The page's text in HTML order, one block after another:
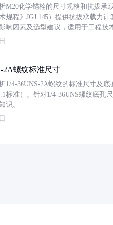
M20化学锚栓的尺寸规格和抗拔承
规程》JGJ 145）提供抗拔承载力
响因素及选型建议，适用于工程技
2A螺纹标准尺寸
1/4-36UNS-2A螺纹的标准尺寸及
标准）。针对1/4-36UNS螺纹底
识。